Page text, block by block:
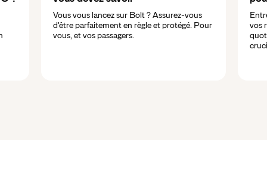
Vous vous lancez sur Bolt ? Assurez-vous
d'être parfaitement en règle et protégé. Pour
vous, et vos passagers.
vos